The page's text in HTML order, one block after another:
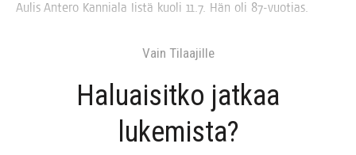
Aulis Ante­ro Kan­nia­la Iis­tä kuo­li 11.7. Hän oli 87-vuotias.
Vain Tilaa­jil­le
Haluai­sit­ko jat­kaa
lukemista?